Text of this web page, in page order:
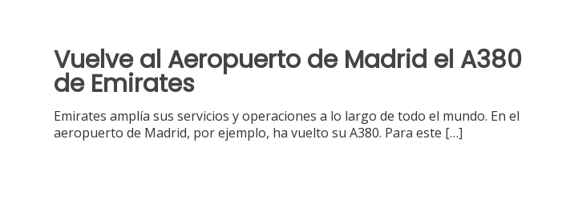
Vuelve al Aeropuerto de Madrid el A380
de Emirates
Emirates amplía sus servicios y operaciones a lo largo de todo el mundo. En el
aeropuerto de Madrid, por ejemplo, ha vuelto su A380. Para este […]